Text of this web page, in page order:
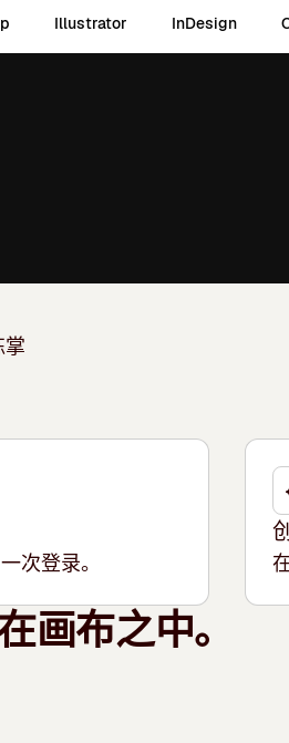
Illustrator InDesign
次登录。
画布之中。